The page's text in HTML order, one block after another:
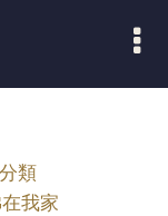
類
我家